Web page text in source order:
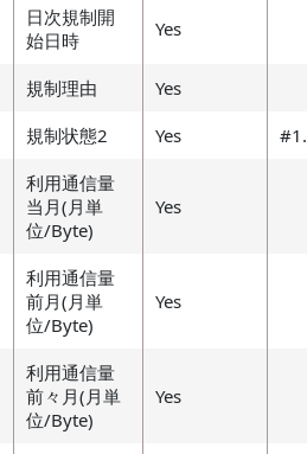
日次規制開
始日時
Yes
規制理由
Yes
規制状態2 Yes
利用通信量
当月(月単
位/Byte)
Yes
利用通信量
前月(月単
位/Byte)
Yes
利用通信量
前々月(月単
位/Byte)
Yes